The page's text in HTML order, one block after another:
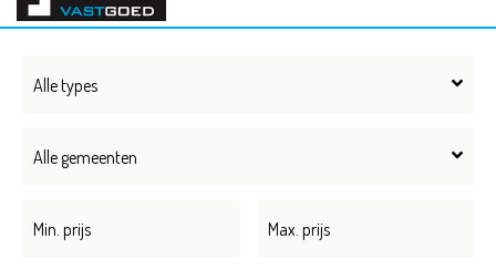
Alle types
Alle gemeenten